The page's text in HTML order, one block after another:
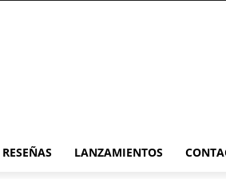
RESEÑAS LANZAMIENTOS